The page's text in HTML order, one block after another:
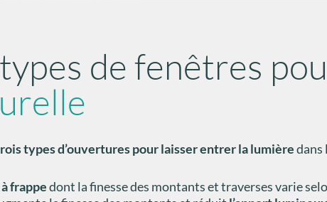
de fenêtres
types d’ouvertures pour laisser entrer la lumièredans
frappedont la finesse des montants et traverses varie